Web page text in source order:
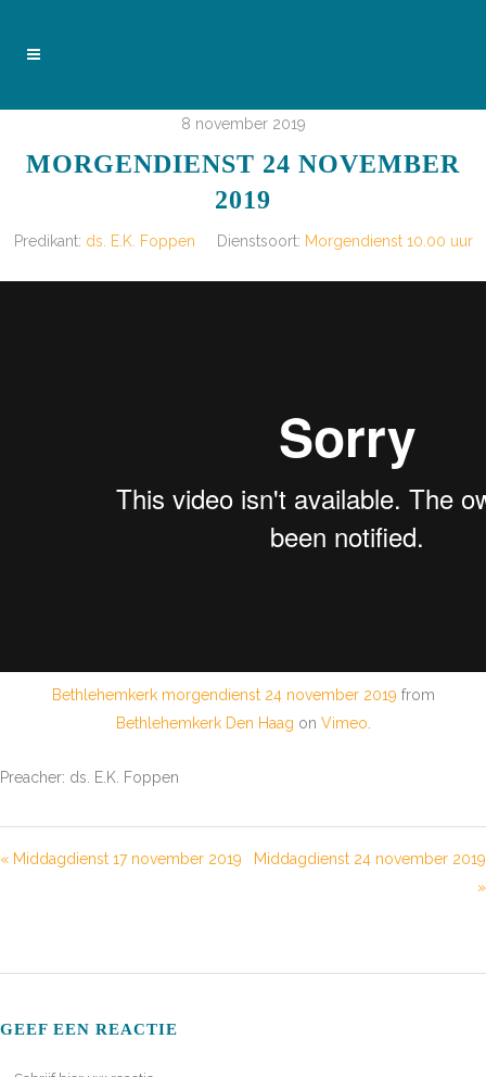
8 november 2019
MORGENDIENST 24 NOVEMBER
2019
Predikant: ds. E.K. Foppen Dienstsoort: Morgendienst 10.00 uur
Bethlehemkerk morgendienst 24 november 2019 from
Bethlehemkerk Den Haag on Vimeo
Preacher: ds. E.K. Foppen
« Middagdienst 17 november 2019
Middagdienst 24 november 2019
»
GEEF EEN REACTIE